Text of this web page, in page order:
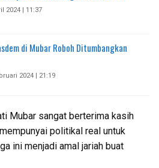
2024 | 11:37
di Mubar Roboh Ditumbangkan
2024 | 21:19
Mubar sangat berterima kasih
politikal real untuk
ini menjadi amal jariah buat